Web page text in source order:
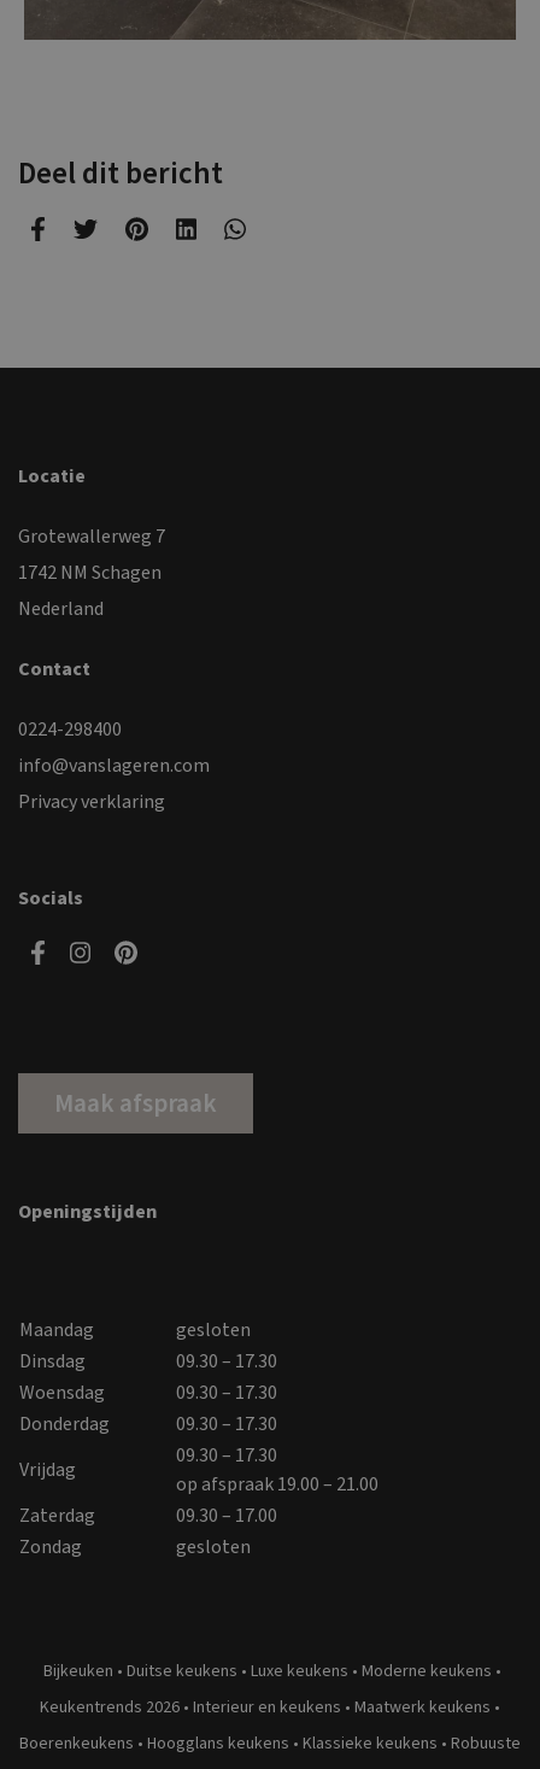
Deel dit bericht
Locatie
Grotewallerweg 7
1742 NM Schagen
Nederland
Contact
0224-298400
info@vanslageren.com
Privacy verklaring
Socials
Maak afspraak
Openingstijden
Maandag
gesloten
Dinsdag
09.30 – 17.30
Woensdag
09.30 – 17.30
Donderdag
09.30 – 17.30
Vrijdag
09.30 – 17.30
op afspraak 19.00 – 21.00
Zaterdag
09.30 – 17.00
Zondag
gesloten
Bijkeuken • Duitse keukens • Luxe keukens • Moderne keukens •
Keukentrends 2026 • Interieur en keukens • Maatwerk keukens •
Boerenkeukens • Hoogglans keukens • Klassieke keukens • Robuuste